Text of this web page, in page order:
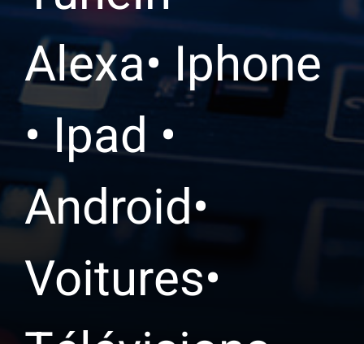
Alexa• Iphone
• Ipad •
Android•
Voitures•